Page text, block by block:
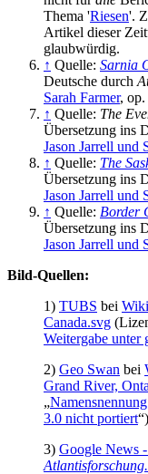
Thema 'Riesen'.
Artikel dieser
glaubwürdig.
↑ Quelle: Sarnia
Deutsche durch
Sarah Farmer,
↑ Quelle: The
Übersetzung ins
Jason Jarrell und
↑ Quelle: The
Übersetzung ins
Jason Jarrell und
↑ Quelle: Border
Übersetzung ins
Jason Jarrell und
Bild-Quellen:
1) TUBS bei
Canada.svg
Weitergabe unter
2) Geo Swan bei
Grand River,
„
3.0 nicht portiert“)
3) Google News